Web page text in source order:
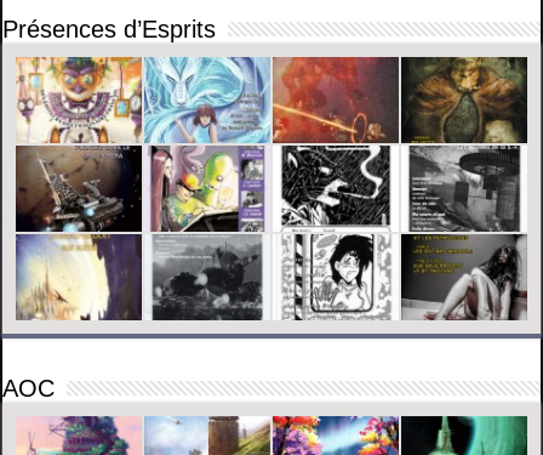
Présences d’Esprits
AOC